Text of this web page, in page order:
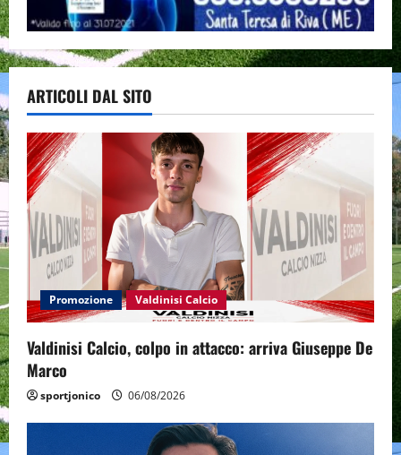
ARTICOLI DAL SITO
Promozione Valdinisi Calcio
Valdinisi Calcio, colpo in attacco: arriva Giuseppe De
Marco
sportjonico 06/08/2026